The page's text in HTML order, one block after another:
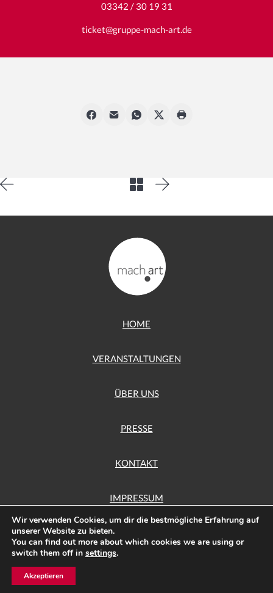
03342 / 30 19 31
ticket@gruppe-mach-art.de
HOME
VERANSTALTUNGEN
ÜBER UNS
PRESSE
KONTAKT
IMPRESSUM
DATENSCHUTZ
Gruppemach artim Hönower Bürgerverein e.V. © Copyright 2026
Wir verwenden Cookies, um dir die bestmögliche Erfahrung auf
unserer Website zu bieten.
You can find out more about which cookies we are using or
switch them off in settings.
Akzeptieren